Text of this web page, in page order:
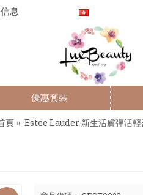
息
優惠套裝
頁 Estee Lauder 新生活膚彈活